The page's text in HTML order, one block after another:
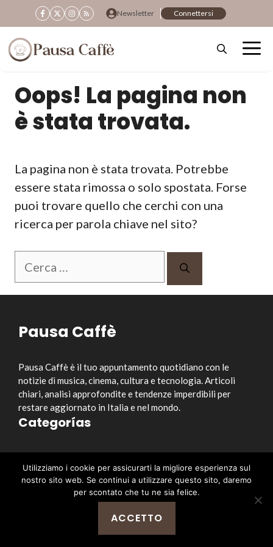
al
contenuto
Newsletter Connettersi
Oops! La pagina non
è stata trovata.
La pagina non è stata trovata. Potrebbe
essere stata rimossa o solo spostata. Forse
puoi trovare quello che cerchi con una
ricerca per parola chiave nel sito?
Ricerca
Pausa Caffè
Pausa Caffè è il tuo appuntamento quotidiano con le
notizie di musica, cinema, cultura e tecnologia. Articoli
chiari, analisi approfondite e tendenze imperdibili per
restare aggiornato in Italia e nel mondo.
Categorías
Musica
Cinema e Serie TV
Style&Culture
Enlaces útiles
Utilizziamo i cookie per assicurarti la migliore esperienza sul
nostro sito web. Se continui a utilizzare questo sito, daremo
per scontato che tu ne sia felice.
ACCETTO